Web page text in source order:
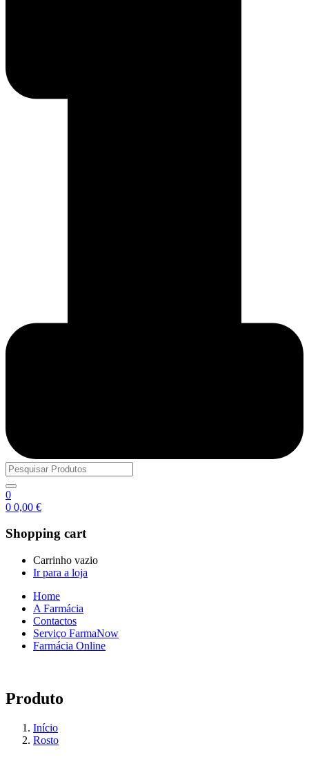
0
0 0,00 €
Shopping cart
Carrinho vazio
Ir para a loja
Home
A Farmácia
Contactos
Serviço FarmaNow
Farmácia Online
Produto
Início
Rosto